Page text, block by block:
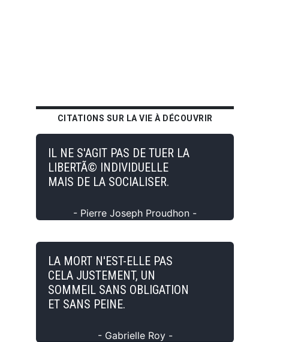
CITATIONS SUR LA VIE À DÉCOUVRIR
IL NE S'AGIT PAS DE TUER LA
LIBERTÃ© INDIVIDUELLE
MAIS DE LA SOCIALISER.
- Pierre Joseph Proudhon -
LA MORT N'EST-ELLE PAS
CELA JUSTEMENT, UN
SOMMEIL SANS OBLIGATION
ET SANS PEINE.
- Gabrielle Roy -